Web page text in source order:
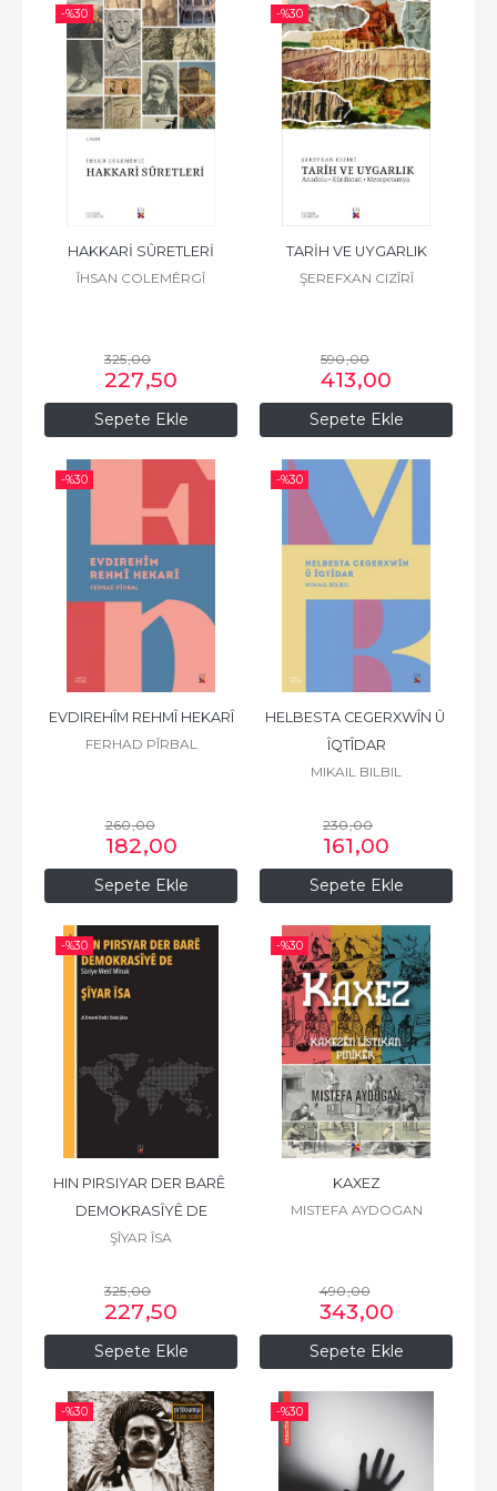
-%30
Sepete Ekle
HAKKARİ SÛRETLERİ
ÎHSAN COLEMÊRGÎ
325,00
227,50
-%30
Sepete Ekle
TARİH VE UYGARLIK
ŞEREFXAN CIZÎRÎ
590,00
413,00
-%30
Sepete Ekle
EVDIREHÎM REHMÎ HEKARÎ
FERHAD PÎRBAL
260,00
182,00
-%30
Sepete Ekle
HELBESTA CEGERXWÎN Û
ÎQTÎDAR
MIKAIL BILBIL
230,00
161,00
-%30
Sepete Ekle
HIN PIRSIYAR DER BARÊ
DEMOKRASÎYÊ DE
ŞÎYAR ÎSA
325,00
227,50
-%30
Sepete Ekle
KAXEZ
MISTEFA AYDOGAN
490,00
343,00
-%30 -%30